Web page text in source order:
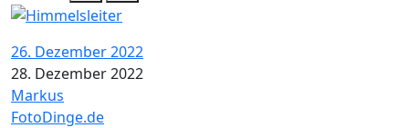
26. Dezember 2022
28. Dezember 2022
Markus
FotoDinge.de